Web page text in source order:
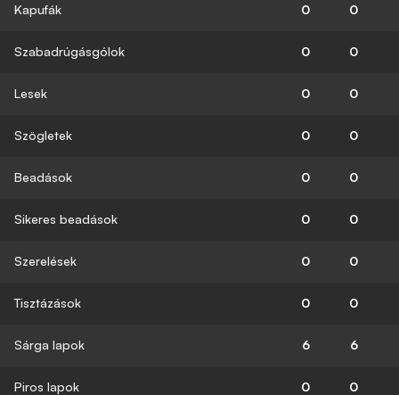
Kapufák 0 0
Szabadrúgásgólok 0 0
Lesek 0 0
Szögletek 0 0
Beadások 0 0
Sikeres beadások 0 0
Szerelések 0 0
Tisztázások 0 0
Sárga lapok 6 6
Piros lapok 0 0